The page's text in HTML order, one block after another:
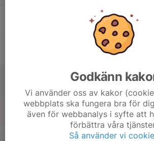
v.12
Godkänn
Vi använder oss av kakor
webbplats ska fungera bra för
även för webbanalys i syfte att
förbättra våra
Så använder vi